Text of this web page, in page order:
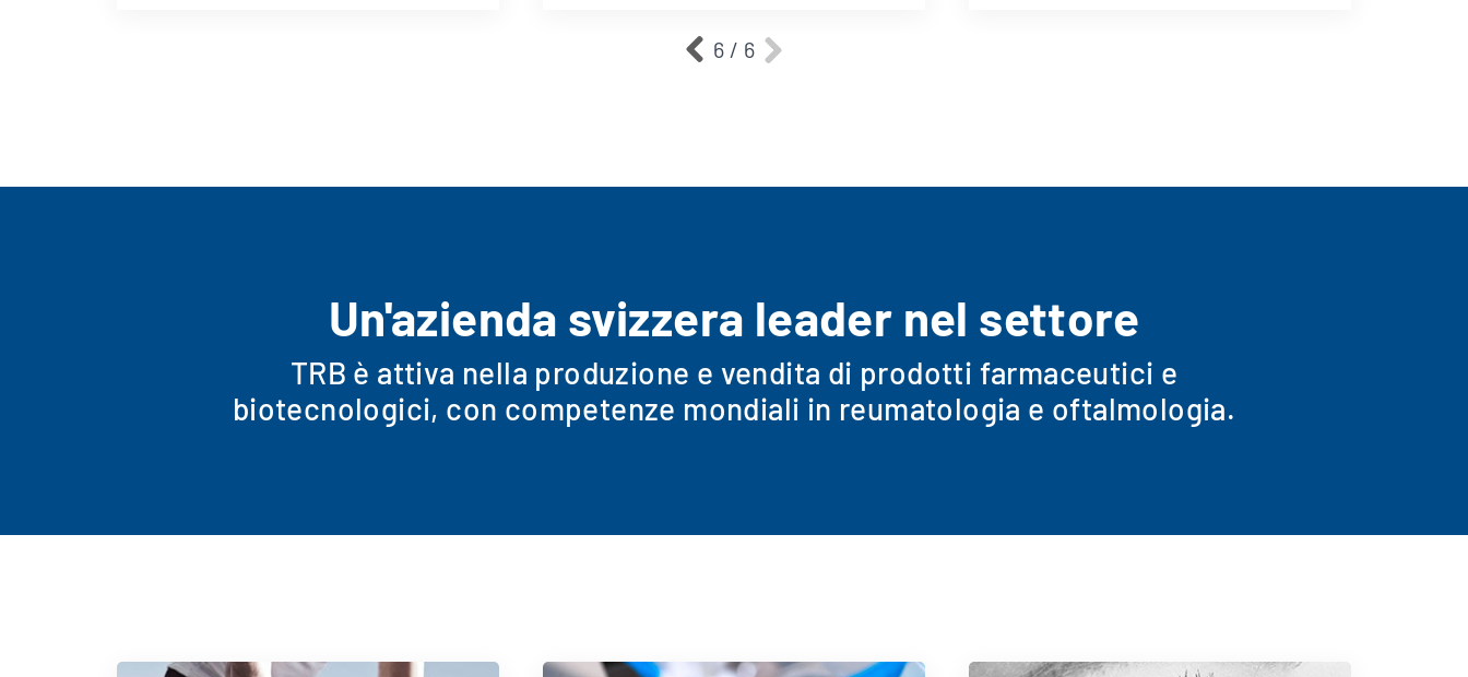
6 / 6
Un'azienda svizzera leader nel settore
TRB è attiva nella produzione e vendita di prodotti farmaceutici e
biotecnologici, con competenze mondiali in reumatologia e oftalmologia.